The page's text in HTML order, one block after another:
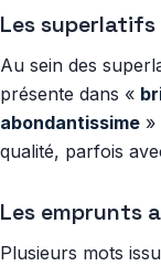
Les superlatifs
Au sein des
présente dans «
abondantissime »
qualité, parfois
Les emprunts
Plusieurs mots